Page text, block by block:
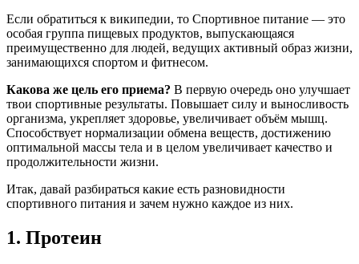
Если обратиться к википедии, то Спортивное питание — это
особая группа пищевых продуктов, выпускающаяся
преимущественно для людей, ведущих активный образ жизни,
занимающихся спортом и фитнесом.
Какова же цель его приема? В первую очередь оно улучшает
твои спортивные результаты. Повышает силу и выносливость
организма, укрепляет здоровье, увеличивает объём мышц.
Способствует нормализации обмена веществ, достижению
оптимальной массы тела и в целом увеличивает качество и
продолжительности жизни.
Итак, давай разбираться какие есть разновидности
спортивного питания и зачем нужно каждое из них.
1. Протеин